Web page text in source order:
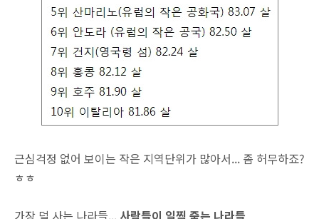
근심걱정 없어 보이는 작은 지역단위가 많아서... 좀 허무하죠?
ㅎㅎ
가장 덜 사는 나라들... 사람들이 일찍 죽는 나라들